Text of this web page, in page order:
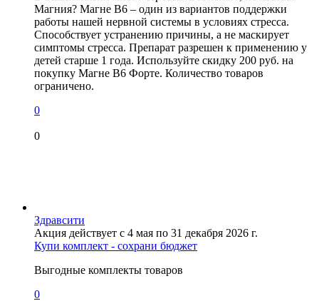
Магния? Магне В6 – один из вариантов поддержки
работы нашей нервной системы в условиях стресса.
Способствует устранению причины, а не маскирует
симптомы стресса. Препарат разрешен к применению у
детей старше 1 года. Используйте скидку 200 руб. на
покупку Магне B6 Форте. Количество товаров
ограничено.
0
0
Здравсити
Акция действует с 4 мая по 31 декабря 2026 г.
Купи комплект - сохрани бюджет
Выгодные комплекты товаров
0